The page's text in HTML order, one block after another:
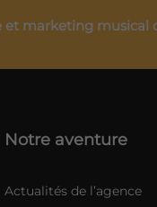
marketing musical
Notre aventure
Actualités de l’agence